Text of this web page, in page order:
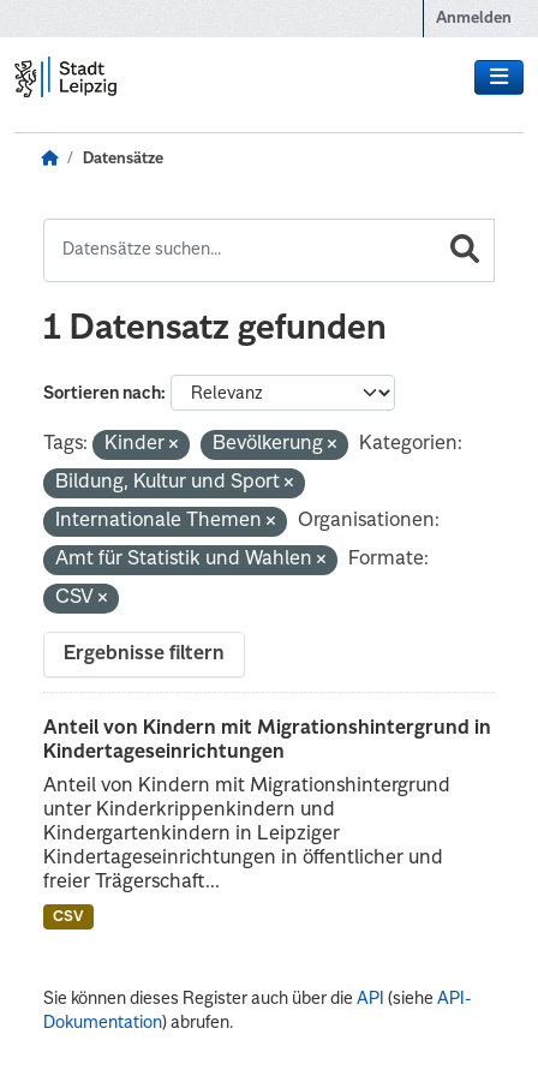
Anmelden
Datensätze
1 Datensatz gefunden
Sortieren nach
Tags: Kinder Bevölkerung
Kategorien:
Bildung, Kultur und Sport
Internationale Themen
Organisationen:
Amt für Statistik und Wahlen
Formate:
CSV
Ergebnisse filtern
Anteil von Kindern mit Migrationshintergrund in
Kindertageseinrichtungen
Anteil von Kindern mit Migrationshintergrund
unter Kinderkrippenkindern und
Kindergartenkindern in Leipziger
Kindertageseinrichtungen in öffentlicher und
freier Trägerschaft...
CSV
Sie können dieses Register auch über dieAPI (sieheAPI-
Dokumentation) abrufen.